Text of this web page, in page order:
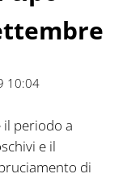
10:04
il periodo a
e il
di